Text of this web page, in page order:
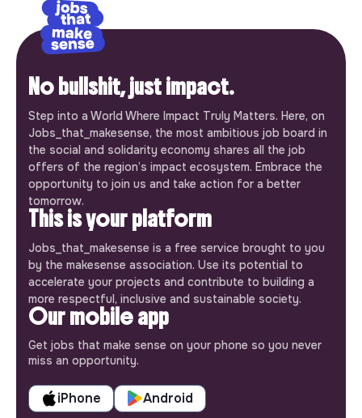
No bullshit, just impact.
Step into a World Where Impact Truly Matters. Here, on
Jobs_that_makesense, the most ambitious job board in
the social and solidarity economy shares all the job
offers of the region’s impact ecosystem. Embrace the
opportunity to join us and take action for a better
tomorrow.
This is your platform
Jobs_that_makesense is a free service brought to you
by the makesense association. Use its potential to
accelerate your projects and contribute to building a
more respectful, inclusive and sustainable society.
Our mobile app
Get jobs that make sense on your phone so you never
miss an opportunity.
iPhone Android